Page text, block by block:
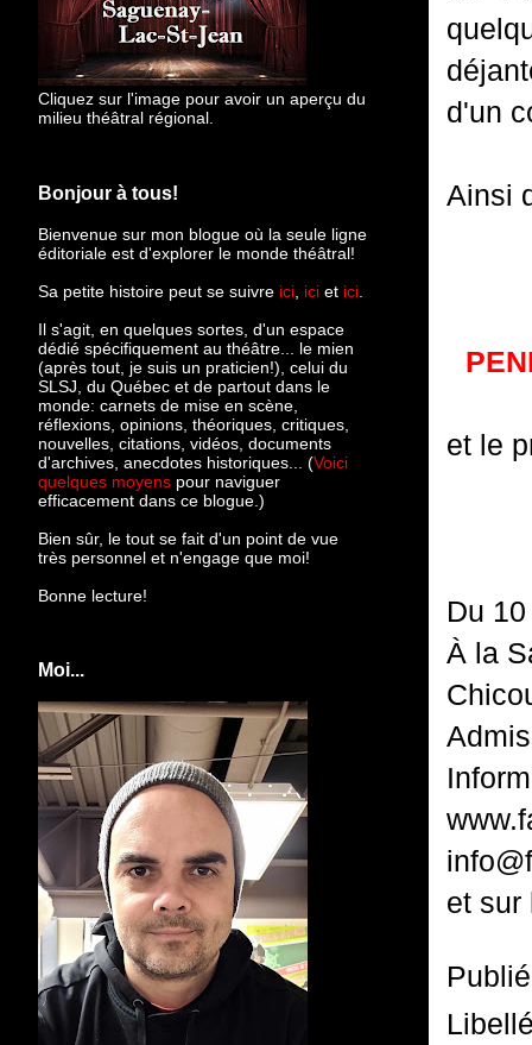
d'un
Ainsi
et le
Du
À la
et sur
Cliquez sur l'image pour avoir un aperçu du
milieu théâtral régional.
Bonjour à tous!
Bienvenue sur mon blogue où la seule ligne
éditoriale est d'explorer le monde théâtral!
Sa petite histoire peut se suivre ici ici et ici
Il s'agit, en quelques sortes, d'un espace
dédié spécifiquement au théâtre... le mien
(après tout, je suis un praticien!), celui du
SLSJ, du Québec et de partout dans le
monde: carnets de mise en scène,
réflexions, opinions, théoriques, critiques,
nouvelles, citations, vidéos, documents
d'archives, anecdotes historiques... (Voici
quelques moyens pour naviguer
efficacement dans ce blogue.)
Bien sûr, le tout se fait d'un point de vue
très personnel et n'engage que moi!
Bonne lecture!
Moi...